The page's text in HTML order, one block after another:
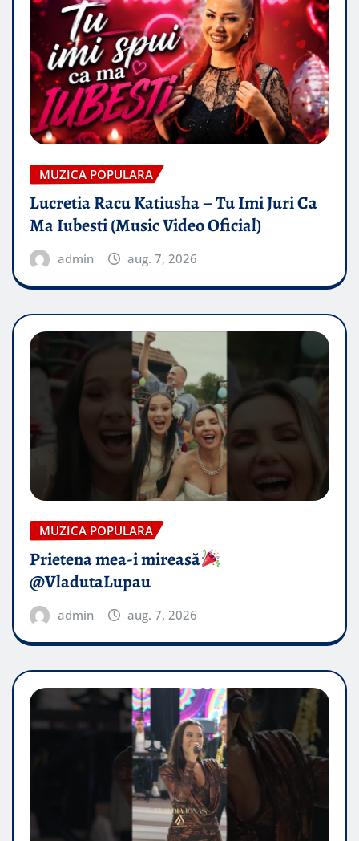
MUZICA POPULARA
Lucretia Racu Katiusha – Tu Imi Juri Ca
Ma Iubesti (Music Video Oficial)
admin aug. 7, 2026
MUZICA POPULARA
Prietena mea-i mireasă​
@VladutaLupau
admin aug. 7, 2026